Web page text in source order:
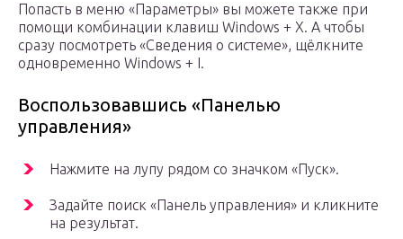
Попасть в меню «Параметры» вы можете также при
помощи комбинации клавиш Windows + X. А чтобы
сразу посмотреть «Сведения о системе», щёлкните
одновременно Windows + I.
Воспользовавшись «Панелью
управления»
Нажмите на лупу рядом со значком «Пуск».
Задайте поиск «Панель управления» и кликните
на результат.